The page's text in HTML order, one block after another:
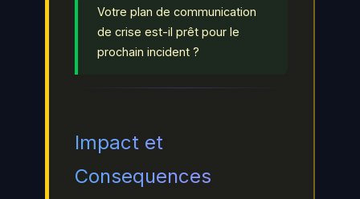
Votre plan de communication
de crise est-il prêt pour le
prochain incident ?
Impact et
Consequences